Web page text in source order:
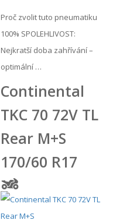
Proč zvolit tuto pneumatiku
100% SPOLEHLIVOST:
Nejkratší doba zahřívání –
optimální …
Continental
TKC 70 72V TL
Rear M+S
170/60 R17